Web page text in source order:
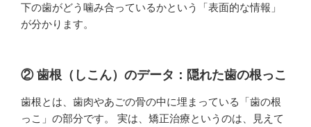
下の歯がどう噛み合っているかという「表面的な情報」
が分かります。
② 歯根（しこん）のデータ：隠れた歯の根っこ
歯根とは、歯肉やあごの骨の中に埋まっている「歯の根
っこ」の部分です。 実は、矯正治療というのは、見えて